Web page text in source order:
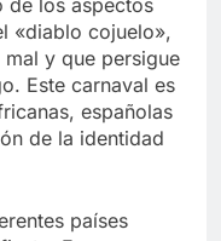
«diablo cojuelo»,
y que persigue
Este carnaval es
españolas
de la identidad
países